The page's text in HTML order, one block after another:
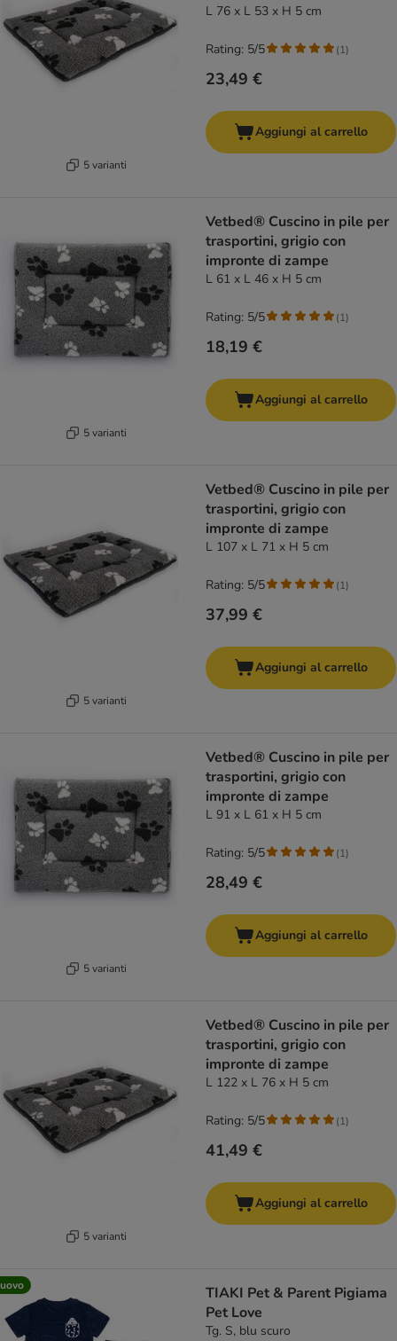
5 varianti
L 76 x L 53 x H 5 cm
23,49 €
Rating: 5/5 (1)
Aggiungi al carrello
5 varianti
Vetbed® Cuscino in pile per
trasportini, grigio con
impronte di zampe
L 61 x L 46 x H 5 cm
18,19 €
Rating: 5/5 (1)
Aggiungi al carrello
5 varianti
Vetbed® Cuscino in pile per
trasportini, grigio con
impronte di zampe
L 107 x L 71 x H 5 cm
37,99 €
Rating: 5/5 (1)
Aggiungi al carrello
5 varianti
Vetbed® Cuscino in pile per
trasportini, grigio con
impronte di zampe
L 91 x L 61 x H 5 cm
28,49 €
Rating: 5/5 (1)
Aggiungi al carrello
5 varianti
Vetbed® Cuscino in pile per
trasportini, grigio con
impronte di zampe
L 122 x L 76 x H 5 cm
41,49 €
Rating: 5/5 (1)
Aggiungi al carrello
TIAKI Pet & Parent Pigiama
Pet Love
Tg. S, blu scuro